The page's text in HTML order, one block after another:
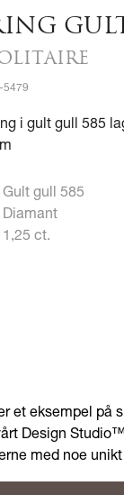
5479
i gult gull 585
Gult gull 585
Diamant
1,25 ct.
et eksempel på
Design
med noe